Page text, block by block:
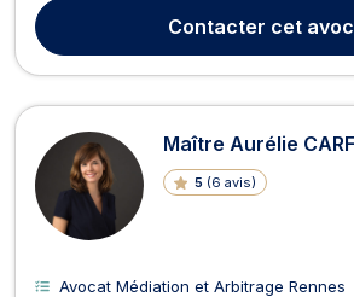
l'énergie, des investissements et de
met plus de vingt ans d'expérience au
Contacter cet
Maître Aurélie
5 (6 avis)
Avocat Médiation et Arbitrage Rennes